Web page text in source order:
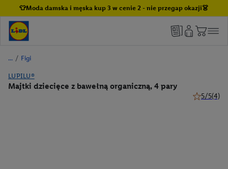
👕Moda damska i męska kup 3 w cenie 2 - nie przegap okazji👗
/ Figi
LUPILU®
Majtki dziecięce z bawełną organiczną, 4 pary
5/5(4)